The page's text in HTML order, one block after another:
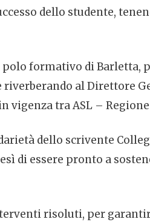
dello studente,
polo formativo di
al Direttore
tra ASL – Regione
dello scrivente
di essere pronto a
risoluti, per